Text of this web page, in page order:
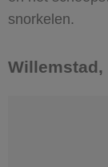
snorkelen.
Willemstad,